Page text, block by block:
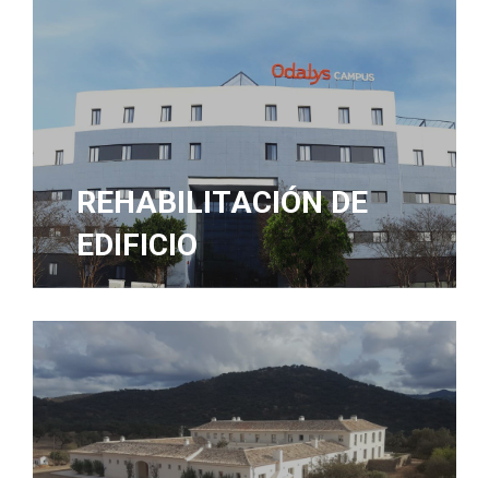
REHABILITACIÓN DE
EDIFICIO